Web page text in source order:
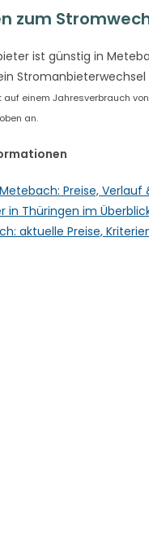
zum
ist günstig in
auf einem Jahresverbrauch
an.
Preise,
in Thüringen im
aktuelle Preise,